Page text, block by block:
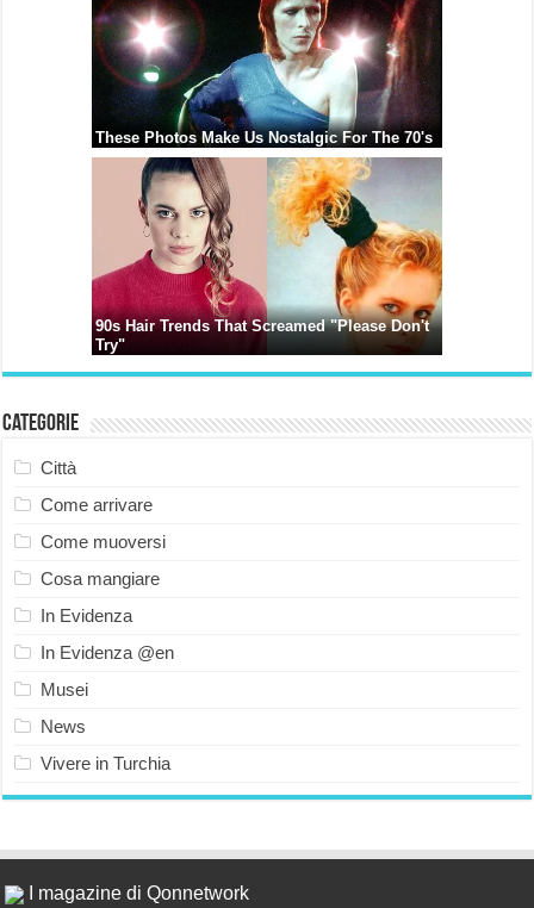
Categorie
Città
Come arrivare
Come muoversi
Cosa mangiare
In Evidenza
In Evidenza @en
Musei
News
Vivere in Turchia
I magazine di Qonnetwork